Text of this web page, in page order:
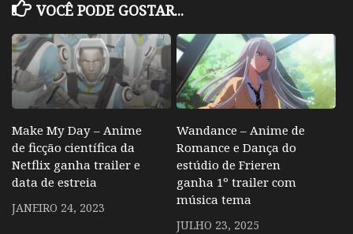
VOCÊ PODE GOSTAR...
Make My Day – Anime
de ficção científica da
Netflix ganha trailer e
data de estreia
JANEIRO 24, 2023
Wandance – Anime de
Romance e Dança do
estúdio de Frieren
ganha 1º trailer com
música tema
JULHO 23, 2025